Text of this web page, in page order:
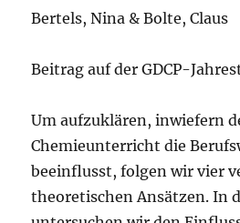
Bertels, Nina & Bolte, Claus
Beitrag auf der GDCP-
Um aufzuklären, inwiefern
Chemieunterricht die
beeinflusst, folgen wir vier
theoretischen Ansätzen. In